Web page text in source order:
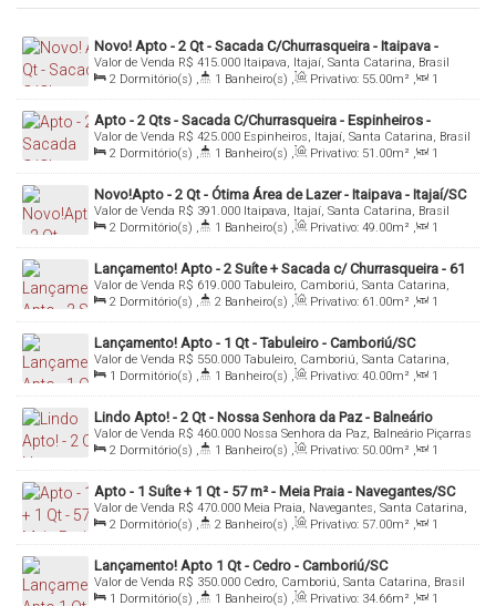
Novo! Apto - 2 Qt - Sacada C/Churrasqueira - Itaipava -
Itajaí/SC
R$ 415.000
Valor de Venda
Itaipava, Itajaí, Santa Catarina, Brasil
2 Dormitório(s) , 1 Banheiro(s) , Privativo: 55.00m² ,
1
Sala(s) , 1 Vaga(s) , Útil: 55.00m²
Apto - 2 Qts - Sacada C/Churrasqueira - Espinheiros -
Itajaí/SC
R$ 425.000
Valor de Venda
Espinheiros, Itajaí, Santa Catarina, Brasil
2 Dormitório(s) , 1 Banheiro(s) , Privativo: 51 .00m² ,
1
Sala(s) , 1 Vaga(s) , Útil: 51.00m²
Novo!Apto - 2 Qt - Ótima Área de Lazer - Itaipava - Itajaí/SC
R$ 391.000
Valor de Venda
Itaipava, Itajaí, Santa Catarina, Brasil
2 Dormitório(s) , 1 Banheiro(s) , Privativo: 49.00m² ,
1
Sala(s) , 1 Vaga(s) , Útil: 49.00m²
Lançamento! Apto - 2 Suíte + Sacada c/ Churrasqueira - 61
m² - Tabuleiro - Camboriú/SC
R$ 619.000
Valor de Venda
Tabuleiro, Camboriú, Santa Catarina,
Brasil
2 Dormitório(s) , 2 Banheiro(s) , Privativo: 61 .00m² ,
1
Sala(s) , 1 Suíte(s) , 1 Vaga(s) , Útil: 61.00m²
Lançamento! Apto - 1 Qt - Tabuleiro - Camboriú/SC
R$ 550.000
Valor de Venda
Tabuleiro, Camboriú, Santa Catarina,
Brasil
1 Dormitório(s) , 1 Banheiro(s) , Privativo: 40.00m² ,
1
Sala(s) , 1 Vaga(s) , Útil: 40.00m²
Lindo Apto! - 2 Qt - Nossa Senhora da Paz - Balneário
Piçarras/SC
R$ 460.000
Valor de Venda
Nossa Senhora da Paz, Balneário Piçarras
, Santa Catarina, Brasil
2 Dormitório(s) , 1 Banheiro(s) , Privativo: 50.00m² ,
1
Sala(s) , 1 Vaga(s) , Útil: 50.00m²
Apto - 1 Suíte + 1 Qt - 57 m² - Meia Praia - Navegantes/SC
R$ 470.000
Valor de Venda
Meia Praia, Navegantes, Santa Catarina,
Brasil
2 Dormitório(s) , 2 Banheiro(s) , Privativo: 57.00m² ,
1
Sala(s) , 1 Suíte(s) , 1 Vaga(s) , Útil: 57.00m²
Lançamento! Apto 1 Qt - Cedro - Camboriú/SC
R$ 350.000
Valor de Venda
Cedro, Camboriú, Santa Catarina, Brasil
1 Dormitório(s) , 1 Banheiro(s) , Privativo: 34.66m² ,
1